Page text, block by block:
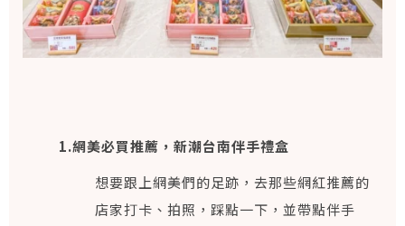
1.網美必買推薦，新潮台南伴手禮盒
想要跟上網美們的足跡，去那些網紅推薦的
店家打卡、拍照，踩點一下，並帶點伴手